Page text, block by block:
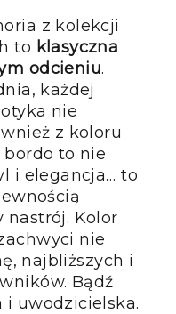
z kolekcji
to klasyczna
odcieniu.
każdej
nie
z koloru
bordo to nie
i elegancja… to
nastrój. Kolor
nie
najbliższych i
Bądź
i uwodzicielska.